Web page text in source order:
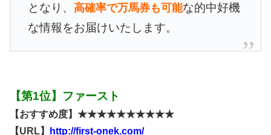
となり、 高確率で万馬券も可能な的中好機
な情報をお届けいたします。
【第1位】ファースト
【おすすめ度】★★★★★★★★★★
【URL】
http://first-onek.com/